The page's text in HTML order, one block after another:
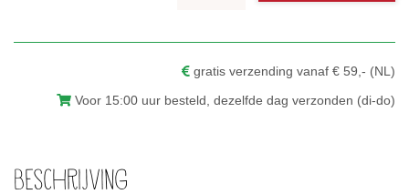
Frutti
aantal
gratis verzending vanaf € 59,- (NL)
Voor 15:00 uur besteld, dezelfde dag verzonden (di-do)
Beschrijving